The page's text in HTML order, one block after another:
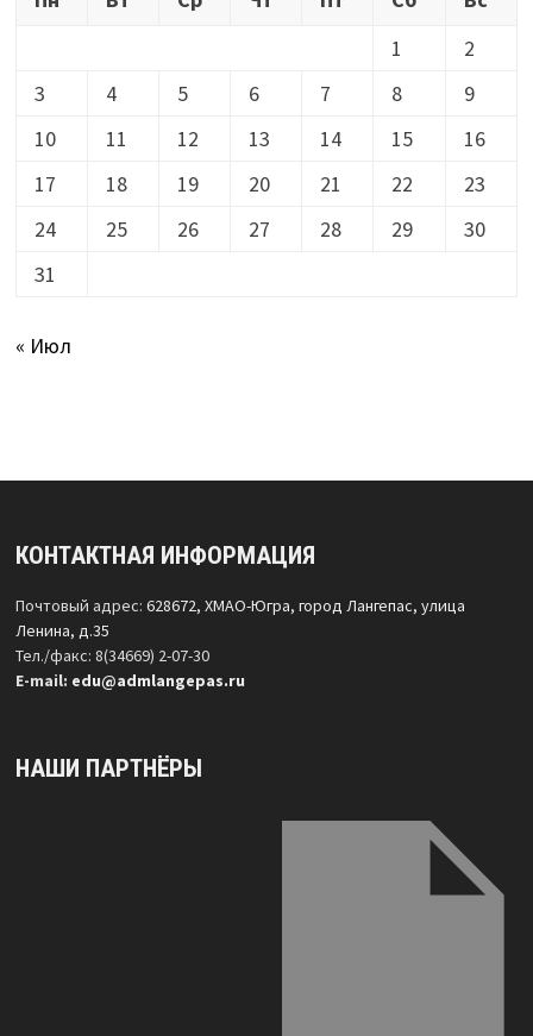
1
2
3
4 5 6 7 8
9
10
11 12 13 14 15
16
17
18 19 20 21 22
23
24
25 26 27 28 29
30
31
« Июл
КОНТАКТНАЯ ИНФОРМАЦИЯ
Почтовый адрес: 628672, ХМАО-Югра, город Лангепас, улица
Ленина, д.35
Тел./факс: 8(34669) 2-07-30
Е-mail: edu@admlangepas.ru
НАШИ ПАРТНЁРЫ